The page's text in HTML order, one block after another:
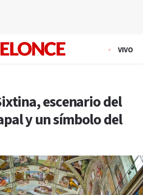
VIVO
escenario del
y un símbolo del